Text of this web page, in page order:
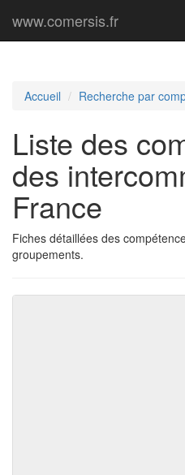
www.comersis.fr
Accueil Recherche par
Liste des
des
France
Fiches détaillées des
groupements.